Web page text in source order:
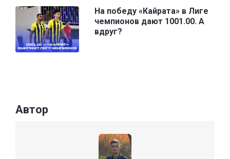
На победу «Кайрата» в Лиге
чемпионов дают 1001.00. А
вдруг?
Автор